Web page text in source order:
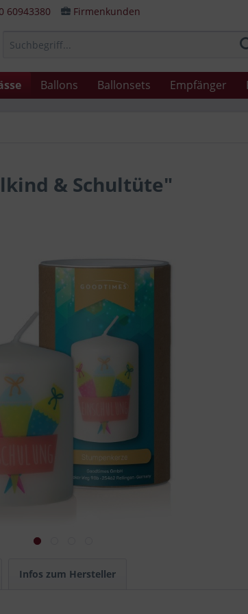
60943380 Firmenkunden
Ballons Ballonsets Empfänger
& Schultüte"
Infos zum Hersteller